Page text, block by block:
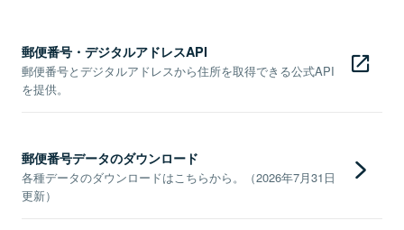
郵便番号・デジタルアドレスAPI
郵便番号とデジタルアドレスから住所を取得できる公式API
を提供。
郵便番号データのダウンロード
各種データのダウンロードはこちらから。（2026年7月31日
更新）